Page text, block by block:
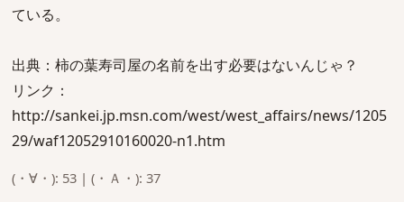
ている。
出典：柿の葉寿司屋の名前を出す必要はないんじゃ？
リンク：
http://sankei.jp.msn.com/west/west_affairs/news/1205
29/waf12052910160020-n1.htm
(・∀・): 53 | (・Ａ・): 37